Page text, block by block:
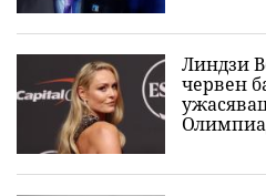
Линдзи
червен